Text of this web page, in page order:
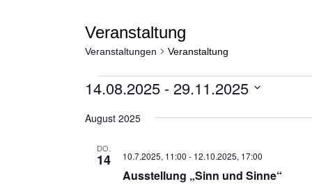
Veranstaltung
Veranstaltungen Veranstaltung
Veranstaltungen
14.08.2025 - 29.11.2025
wählen.
August 2025
DO.
14
Ausstellung „Sinn und Sinne“
10.7.2025, 11:00 - 12.10.2025, 17:00